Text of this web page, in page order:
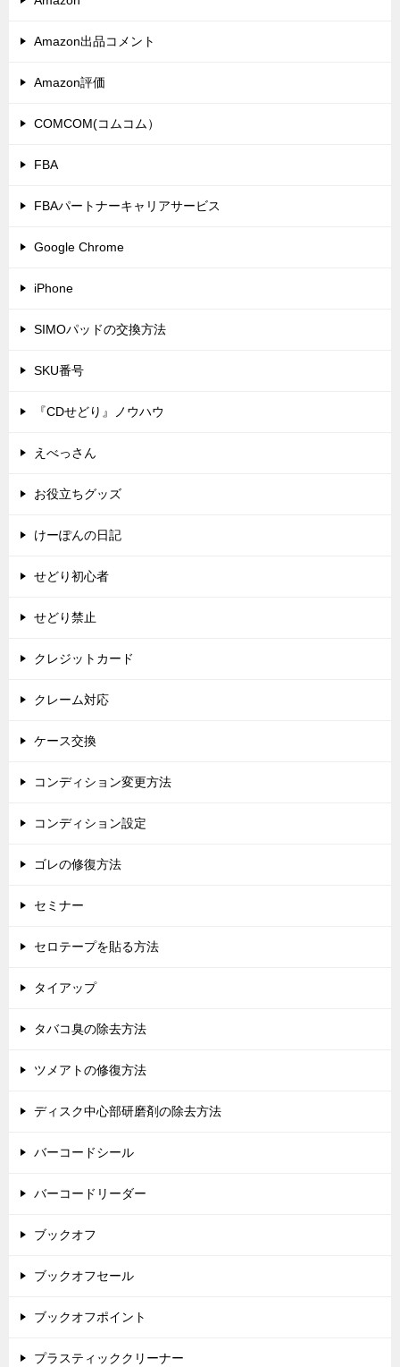
Amazon出品コメント
Amazon評価
COMCOM(コムコム）
FBA
FBAパートナーキャリアサービス
Google Chrome
iPhone
SIMOパッドの交換方法
SKU番号
『CDせどり』ノウハウ
えべっさん
お役立ちグッズ
けーぽんの日記
せどり初心者
せどり禁止
クレジットカード
クレーム対応
ケース交換
コンディション変更方法
コンディション設定
ゴレの修復方法
セミナー
セロテープを貼る方法
タイアップ
タバコ臭の除去方法
ツメアトの修復方法
ディスク中心部研磨剤の除去方法
バーコードシール
バーコードリーダー
ブックオフ
ブックオフセール
ブックオフポイント
プラスティッククリーナー